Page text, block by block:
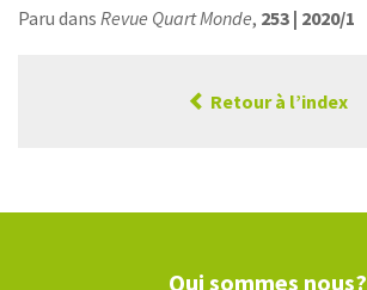
Paru dans Revue Quart Monde, 253 | 2020/1
Retour à l’index
Qui sommes nous?